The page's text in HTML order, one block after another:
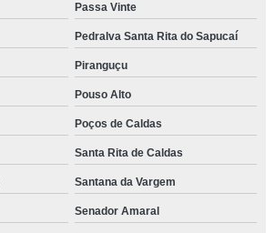
Passa Vinte
Pedralva Santa Rita do Sapucaí
Piranguçu
Pouso Alto
Poços de Caldas
Santa Rita de Caldas
Santana da Vargem
Senador Amaral